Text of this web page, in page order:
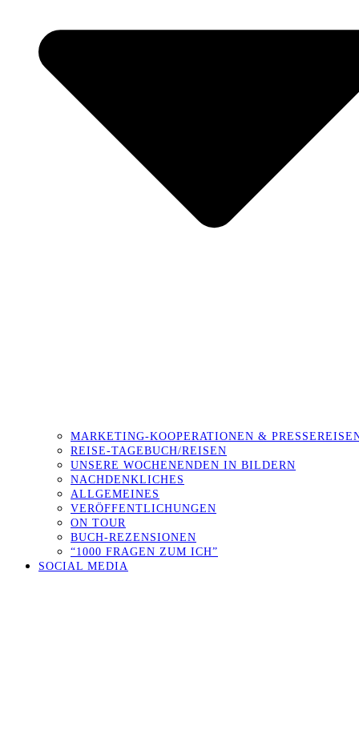
MARKETING-KOOPERATIONEN &
REISE-TAGEBUCH/REISEN
UNSERE WOCHENENDEN IN BILDERN
NACHDENKLICHES
ALLGEMEINES
VERÖFFENTLICHUNGEN
ON TOUR
BUCH-REZENSIONEN
“1000 FRAGEN ZUM ICH”
SOCIAL MEDIA